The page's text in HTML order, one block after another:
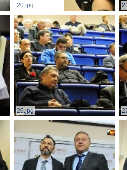
20.jpg
26.jpg